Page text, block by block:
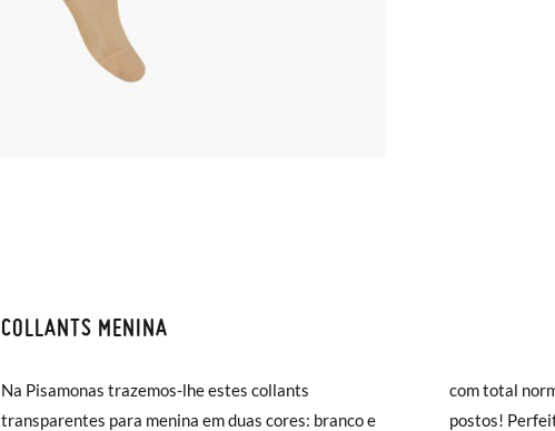
COLLANTS MENINA
Na Pisamonas trazemos-lhe estes collants
transparentes para menina em duas cores: branco e
com total
postos!
ENVIOS E DEVOLUÇÕES
Na Pisamonas os envios são GRÁTIS em compras superiores a 30 € ou com
normal ( 2 a 4 dias úteis para entrega). As trocas e devoluções são